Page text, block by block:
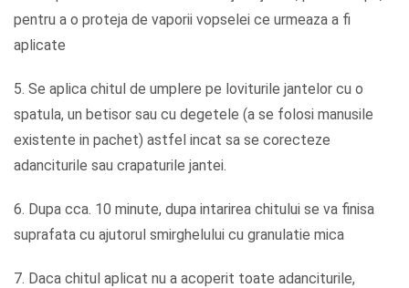
pentru a o proteja de vaporii vopselei ce urmeaza a fi
aplicate
5. Se aplica chitul de umplere pe loviturile jantelor cu o
spatula, un betisor sau cu degetele (a se folosi manusile
existente in pachet) astfel incat sa se corecteze
adanciturile sau crapaturile jantei.
6. Dupa cca. 10 minute, dupa intarirea chitului se va finisa
suprafata cu ajutorul smirghelului cu granulatie mica
7. Daca chitul aplicat nu a acoperit toate adanciturile,